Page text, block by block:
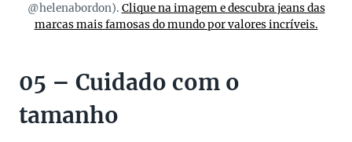
@helenabordon). Clique na imagem e descubra jeans das
marcas mais famosas do mundo por valores incríveis.
05 – Cuidado com o
tamanho